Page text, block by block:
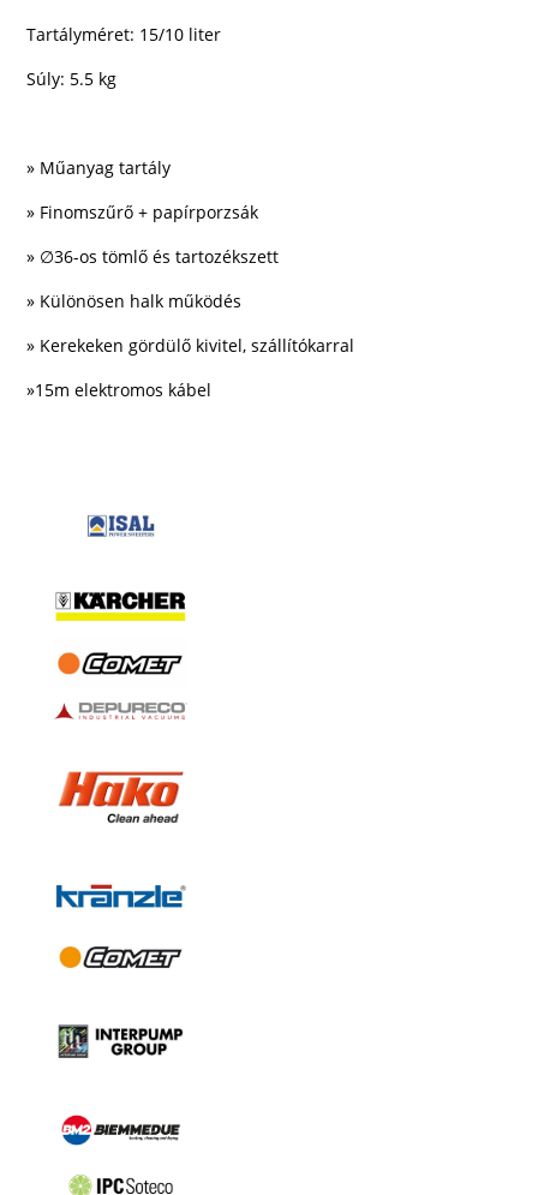
Tartályméret: 15/10 liter
Súly: 5.5 kg
» Műanyag tartály
» Finomszűrő + papírporzsák
» ∅36-os tömlő és tartozékszett
» Különösen halk működés
» Kerekeken gördülő kivitel, szállítókarral
»15m elektromos kábel